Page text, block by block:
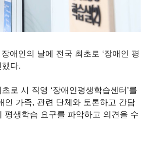
애인의 날에 전국 최초로 ‘장애인 평
했다.
로 시 직영 ‘장애인평생학습센터’를
인 가족, 관련 단체와 토론하고 간담
평생학습 요구를 파악하고 의견을 수